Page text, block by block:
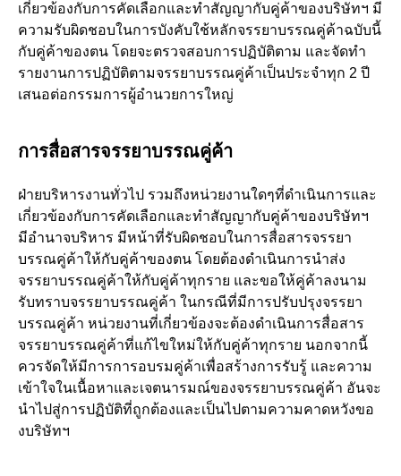
เกี่ยวข้องกับการคัดเลือกและทำสัญญากับคู่ค้าของบริษัทฯ มี
ความรับผิดชอบในการบังคับใช้หลักจรรยาบรรณคู่ค้าฉบับนี้
กับคู่ค้าของตน โดยจะตรวจสอบการปฏิบัติตาม และจัดทำ
รายงานการปฏิบัติตามจรรยาบรรณคู่ค้าเป็นประจำทุก 2 ปี
เสนอต่อกรรมการผู้อำนวยการใหญ่
การสื่อสารจรรยาบรรณคู่ค้า
ฝ่ายบริหารงานทั่วไป รวมถึงหน่วยงานใดๆที่ดำเนินการและ
เกี่ยวข้องกับการคัดเลือกและทำสัญญากับคู่ค้าของบริษัทฯ
มีอำนาจบริหาร มีหน้าที่รับผิดชอบในการสื่อสารจรรยา
บรรณคู่ค้าให้กับคู่ค้าของตน โดยต้องดำเนินการนำส่ง
จรรยาบรรณคู่ค้าให้กับคู่ค้าทุกราย และขอให้คู่ค้าลงนาม
รับทราบจรรยาบรรณคู่ค้า ในกรณีที่มีการปรับปรุงจรรยา
บรรณคู่ค้า หน่วยงานที่เกี่ยวข้องจะต้องดำเนินการสื่อสาร
จรรยาบรรณคู่ค้าที่แก้ไขใหม่ให้กับคู่ค้าทุกราย นอกจากนี้
ควรจัดให้มีการการอบรมคู่ค้าเพื่อสร้างการรับรู้ และความ
เข้าใจในเนื้อหาและเจตนารมณ์ของจรรยาบรรณคู่ค้า อันจะ
นำไปสู่การปฏิบัติที่ถูกต้องและเป็นไปตามความคาดหวังขอ
งบริษัทฯ